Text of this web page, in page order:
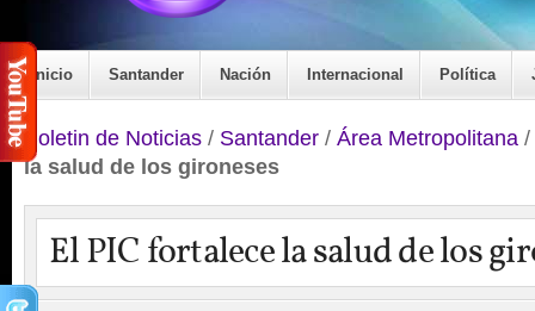
Inicio Santander Nación Internacional Política
Boletin de Noticias / Santander / Área Metropolitana /
la salud de los gironeses
El PIC fortalece la salud de los